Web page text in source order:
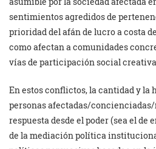
sentimientos agredidos de
prioridad del afán de lucro a costa
como afectan a comunidades
vías de participación social
En estos conflictos, la cantidad y la
personas afectadas/
respuesta desde el poder (sea el de
de la mediación política